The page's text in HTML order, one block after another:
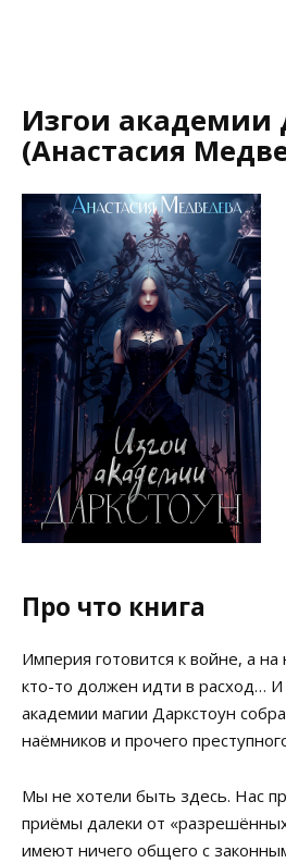
Изгои академии
(Анастасия
Про что книга
Империя готовится к войне, а на
кто-то должен идти в расход…
академии магии Даркстоун
наёмников и прочего
Мы не хотели быть здесь. Нас
приёмы далеки от
имеют ничего общего с